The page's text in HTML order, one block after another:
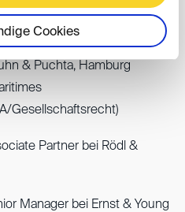
Cookies
& Elsing,
Schiedsverfahren)
& Puchta, Hamburg
Gesellschaftsrecht)
Partner bei Rödl &
Manager bei Ernst & Young